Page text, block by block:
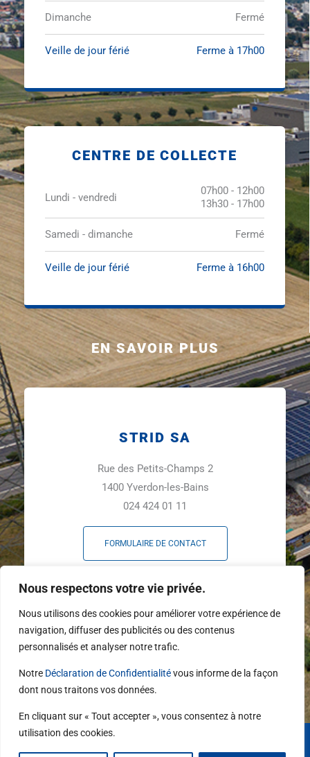
Nous respectons votre vie privée.
Nous utilisons des cookies pour améliorer votre expérience de
navigation, diffuser des publicités ou des contenus
personnalisés et analyser notre trafic.
Notre Déclaration de Confidentialitévous informe de la façon
dont nous traitons vos données.
En cliquant sur « Tout accepter », vous consentez à notre
utilisation des cookies.
Dimanche Fermé
Veille de jour férié Ferme à 17h00
CENTRE DE COLLECTE
Lundi - vendredi
07h00 - 12h00
13h30 - 17h00
Samedi - dimanche Fermé
Veille de jour férié Ferme à 16h00
EN SAVOIR PLUS
STRID SA
Rue des Petits-Champs 2
1400 Yverdon-les-Bains
024 424 01 11
FORMULAIRE DE CONTACT
F
a
c
e
b
o
o
k
f
L
i
n
k
e
i
n
Y
o
u
t
e
Copyright © 2026 | Tous droits réservés STRID | Réalisé avec
parAlba IT